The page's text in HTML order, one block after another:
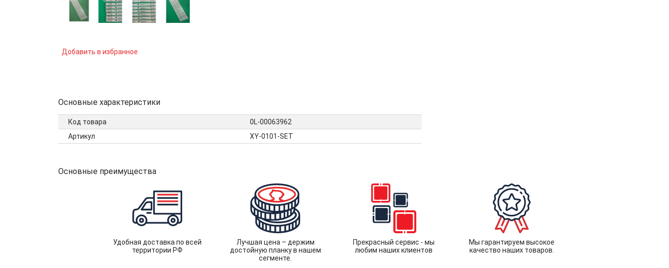
Добавить в избранное
Основные характеристики
Код товара
0L-00063962
Артикул
XY-0101-SET
Основные преимущества
Удобная доставка по всей
территории РФ
Лучшая цена – держим
достойную планку в нашем
сегменте.
Прекрасный сервис - мы
любим наших клиентов
Мы гарантируем высокое
качество наших товаров.